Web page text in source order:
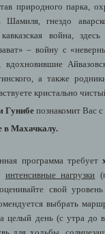
природного парка,
Шамиля, гнездо
кавказская война,
– войну с
вдохновившие
а также
кристально
Гунибепознакомит Вас с
в Махачкалу.
программа требует
интенсивные нагрузки
свой
выбрать
целый день (с утра до